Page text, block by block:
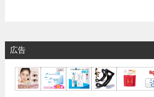
広告